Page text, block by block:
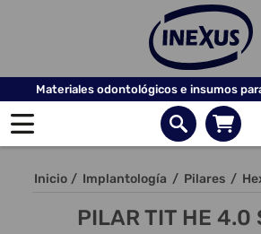
Materiales odontológicos e insumos
Inicio / Implantología / Pilares /
PILAR TIT HE 4.0